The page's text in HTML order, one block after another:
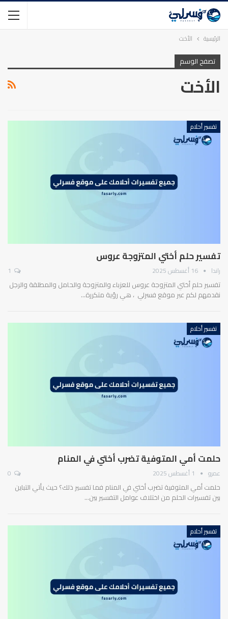
الرئيسية الأخت
تصفح الوسم
الأخت
تفسير أحلام
تفسير حلم أختي المتزوجة عروس
راندا 16 أغسطس 2025
تفسير حلم أختي المتزوجة عروس للعزباء والمتزوجة والحامل والمطلقة والرجل
نقدمهم لكم عبر موقع فسرلي ، هي رؤية متكررة…
تفسير أحلام
حلمت أمي المتوفية تضرب أختي في المنام
عمرو 1 أغسطس 2025
حلمت أمي المتوفية تضرب أختي في المنام فما تفسير ذلك؟ حيث يأتي التباين
بين تفسيرات الحلم من اختلاف عوامل التفسير بين…
تفسير أحلام